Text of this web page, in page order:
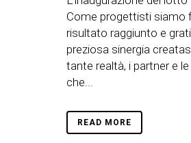
Come progettisti siamo
risultato raggiunto e
preziosa sinergia
tante realtà, i partner e
che...
READ MORE